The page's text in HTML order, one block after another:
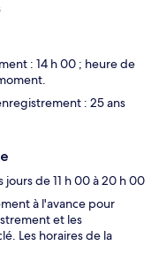
: 14 h 00 ; heure de
: 25 ans
de 11 h 00 à 20 h 00
à l'avance pour
et les
Les horaires de la